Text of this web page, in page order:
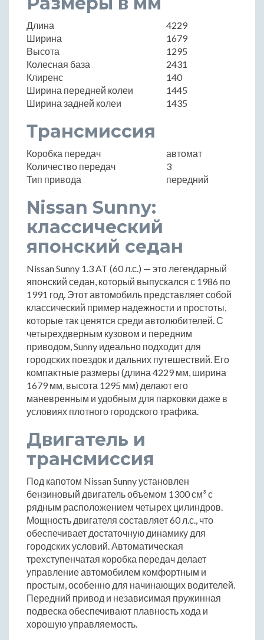
Длина
4229
Ширина
1679
Высота
1295
Колесная база
2431
Клиренс
140
Ширина передней колеи
1445
Ширина задней колеи
1435
Трансмиссия
Коробка передач
автомат
Количество передач
3
Тип привода
передний
Nissan Sunny:
классический
японский седан
Nissan Sunny 1.3 AT (60 л.с.) — это легендарный
японский седан, который выпускался с 1986 по
1991 год. Этот автомобиль представляет собой
классический пример надежности и простоты,
которые так ценятся среди автолюбителей. С
четырехдверным кузовом и передним
приводом, Sunny идеально подходит для
городских поездок и дальних путешествий. Его
компактные размеры (длина 4229 мм, ширина
1679 мм, высота 1295 мм) делают его
маневренным и удобным для парковки даже в
условиях плотного городского трафика.
Двигатель и
трансмиссия
Под капотом Nissan Sunny установлен
бензиновый двигатель объемом 1300 см³ с
рядным расположением четырех цилиндров.
Мощность двигателя составляет 60 л.с., что
обеспечивает достаточную динамику для
городских условий. Автоматическая
трехступенчатая коробка передач делает
управление автомобилем комфортным и
простым, особенно для начинающих водителей.
Передний привод и независимая пружинная
подвеска обеспечивают плавность хода и
хорошую управляемость.